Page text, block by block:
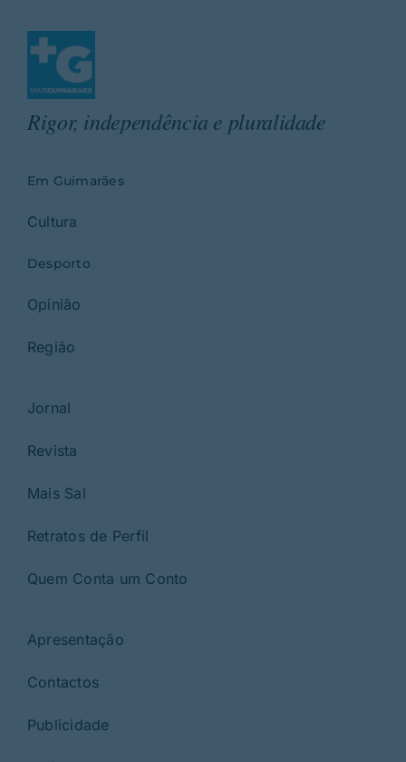
Rigor, independência e pluralidade
Em Guimarães
Cultura
Desporto
Opinião
Região
Jornal
Revista
Mais Sal
Retratos de Perfil
Quem Conta um Conto
Apresentação
Contactos
Publicidade